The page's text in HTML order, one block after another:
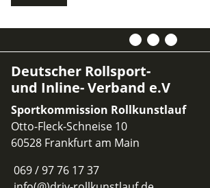
Deutscher Rollsport-
und Inline- Verband e.V
Sportkommission Rollkunstlauf
Otto-Fleck-Schneise 10
60528 Frankfurt am Main
069 / 97 76 17 37